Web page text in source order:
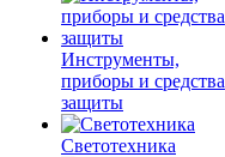
Инструменты,
приборы и средства
защиты
Светотехника